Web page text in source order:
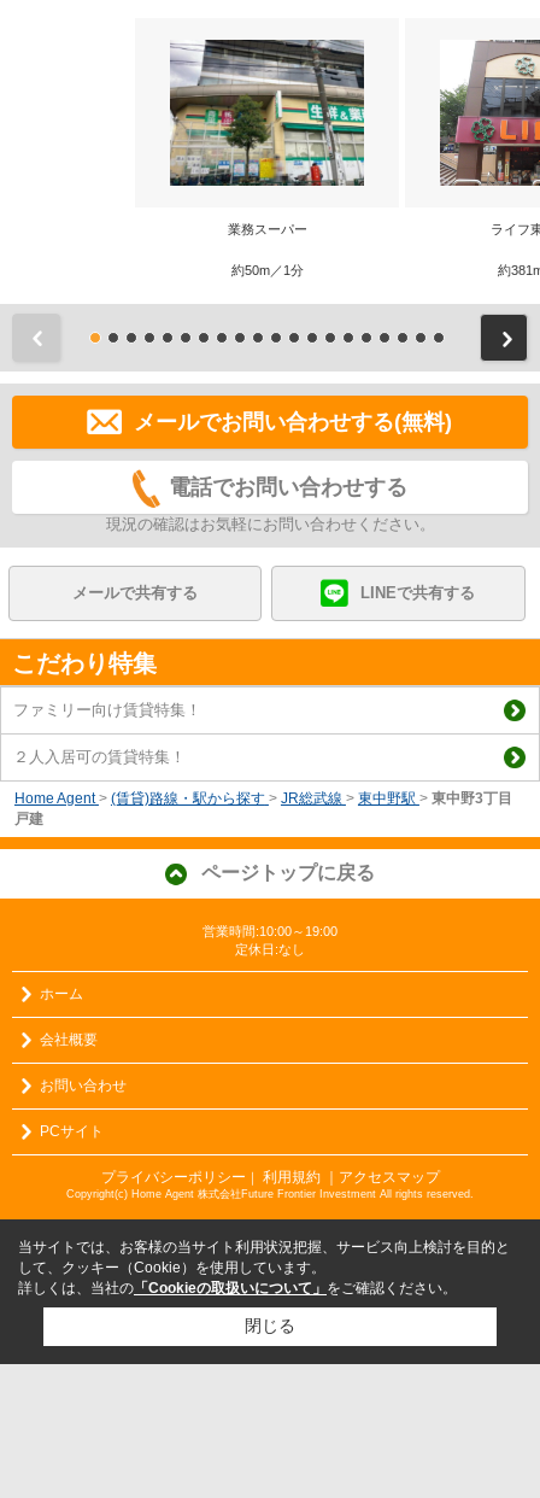
業務スーパー
約50m／1分
ライフ
約
メールでお問い合わせする(無料)
電話でお問い合わせする
現況の確認はお気軽にお問い合わせください。
メールで共有する LINEで共有する
こだわり特集
ファミリー向け賃貸特集！
２人入居可の賃貸特集！
Home Agent > (賃貸)路線・駅から探す > JR総武線 > 東中野駅 > 東中野3丁目
戸建
ページトップに戻る
営業時間:10:00～19:00
定休日:なし
ホーム
会社概要
お問い合わせ
PCサイト
プライバシーポリシー ｜ 利用規約 ｜アクセスマップ
Copyright(c) Home Agent 株式会社Future Frontier Investment All rights reserved.
当サイトでは、お客様の当サイト利用状況把握、サービス向上検討を目的と
して、クッキー（Cookie）を使用しています。
詳しくは、当社の 「Cookieの取扱いについて」 をご確認ください。
閉じる